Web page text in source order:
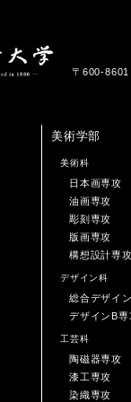
〒600-
美術学部
美術科
日本画専攻
油画専攻
彫刻専攻
版画専攻
構想設計専
デザイン科
総合デザイ
デザインB専
工芸科
陶磁器専攻
漆工専攻
染織専攻